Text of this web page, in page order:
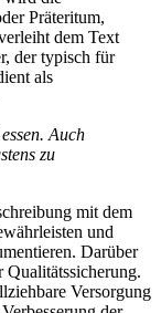
Präteritum,
dem Text
der typisch für
als
Auch
zu
mit dem
und
Darüber
Qualitätssicherung.
Versorgung